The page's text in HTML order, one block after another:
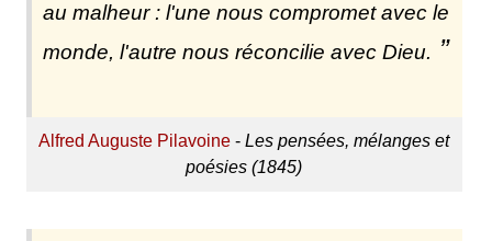
au malheur : l'une nous compromet avec le
monde, l'autre nous réconcilie avec Dieu.
Alfred Auguste Pilavoine -Les pensées, mélanges et
poésies (1845)